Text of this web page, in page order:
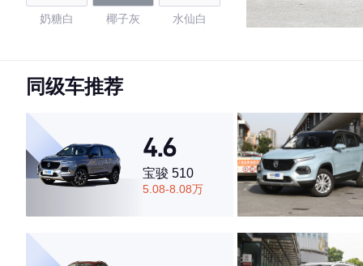
奶糖白 椰子灰 水仙白
4.54
·外观表现一般，低于75%同级车
·内饰表现一般，低于56%同级车
·空间表现一般，低于62%同级车
同级车推荐
4.6
宝骏 510
5.08-8.08万